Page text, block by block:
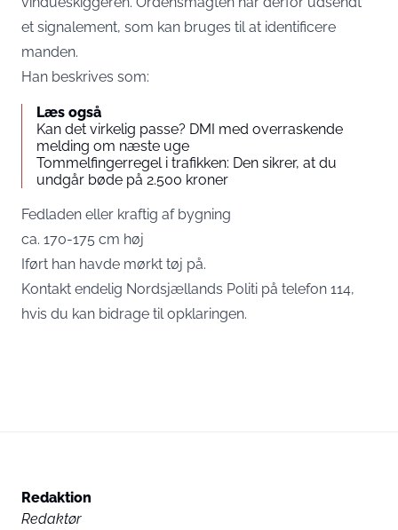
et signalement, som kan bruges til at identificere
manden.
Han beskrives som:
Læs også
Kan det virkelig passe? DMI med overraskende
melding om næste uge
Tommelfingerregel i trafikken: Den sikrer, at du
undgår bøde på 2.500 kroner
Fedladen eller kraftig af bygning
ca. 170-175 cm høj
Iført han havde mørkt tøj på.
Kontakt endelig Nordsjællands Politi på telefon 114,
hvis du kan bidrage til opklaringen.
Redaktion
Redaktør